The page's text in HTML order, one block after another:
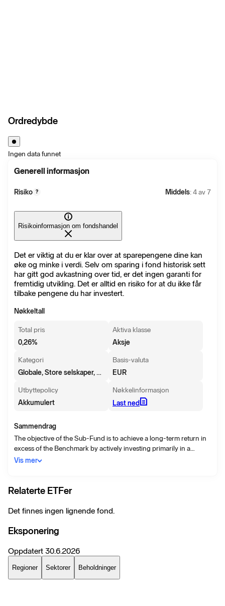
Ordredybde
Ingen data funnet
Generell informasjon
Risiko ? Middels: 4 av 7
Risikoinformasjon om fondshandel
Det er viktig at du er klar over at sparepengene dine kan
øke og minke i verdi. Selv om sparing i fond historisk sett
har gitt god avkastning over tid, er det ingen garanti for
fremtidig utvikling. Det er alltid en risiko for at du ikke får
tilbake pengene du har investert.
Nøkkeltall
Total pris
0,26%
Aktiva klasse
Aksje
Kategori
Globale, Store selskaper, Blanding
Basis-valuta
EUR
Utbyttepolicy
Akkumulert
Nøkkelinformasjon
Last ned
Sammendrag
The objective of the Sub-Fund is to achieve a long-term return in
excess of the Benchmark by actively investing primarily in a
portfolio of large and mid-capitalisation companies, globally.
Vis mer
Relaterte ETFer
Det finnes ingen lignende fond.
Eksponering
Oppdatert 30.6.2026
Regioner Sektorer Beholdninger